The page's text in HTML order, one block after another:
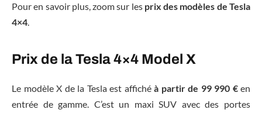
Pour en savoir plus, zoom sur les prix des modèles de Tesla
4×4.
Prix de la Tesla 4×4 Model X
Le modèle X de la Tesla est affiché à partir de 99 990 €en
entrée de gamme. C’est un maxi SUV avec des portes